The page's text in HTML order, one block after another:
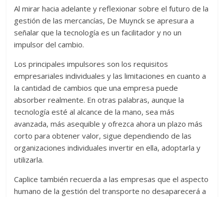
Al mirar hacia adelante y reflexionar sobre el futuro de la
gestión de las mercancías, De Muynck se apresura a
señalar que la tecnología es un facilitador y no un
impulsor del cambio.
Los principales impulsores son los requisitos
empresariales individuales y las limitaciones en cuanto a
la cantidad de cambios que una empresa puede
absorber realmente. En otras palabras, aunque la
tecnología esté al alcance de la mano, sea más
avanzada, más asequible y ofrezca ahora un plazo más
corto para obtener valor, sigue dependiendo de las
organizaciones individuales invertir en ella, adoptarla y
utilizarla.
Caplice también recuerda a las empresas que el aspecto
humano de la gestión del transporte no desaparecerá a